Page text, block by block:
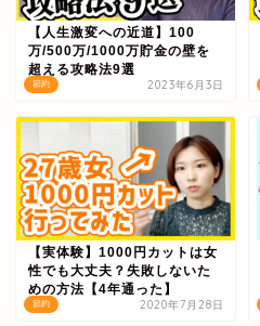
節約
【人生激変への近道】100
万/500万/1000万貯金の壁を
超える攻略法9選
2023年6月3日
節約
【実体験】1000円カットは女
性でも大丈夫？失敗しないた
めの方法【4年通った】
2020年7月28日